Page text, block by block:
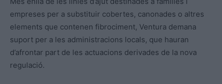
empreses per a substituir cobertes, canonades o altres
elements que contenen fibrociment, Ventura demana
suport per a les administracions locals, que hauran
d’afrontar part de les actuacions derivades de la nova
regulació.